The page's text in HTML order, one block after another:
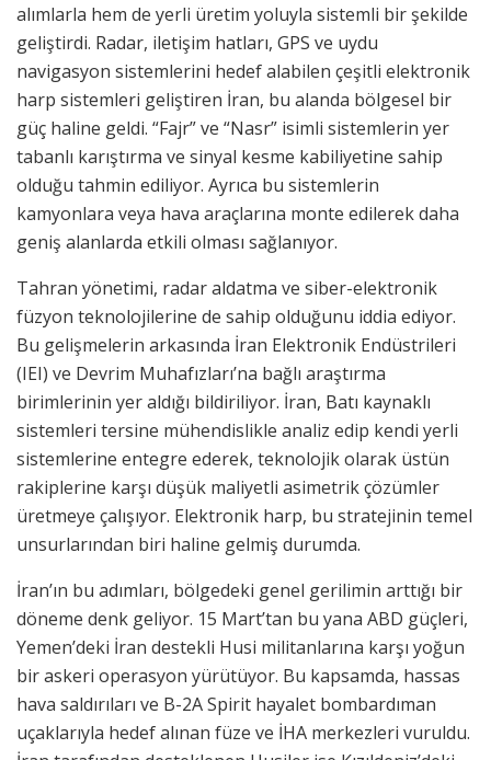
alımlarla hem de yerli üretim yoluyla sistemli bir şekilde
geliştirdi. Radar, iletişim hatları, GPS ve uydu
navigasyon sistemlerini hedef alabilen çeşitli elektronik
harp sistemleri geliştiren İran, bu alanda bölgesel bir
güç haline geldi. “Fajr” ve “Nasr” isimli sistemlerin yer
tabanlı karıştırma ve sinyal kesme kabiliyetine sahip
olduğu tahmin ediliyor. Ayrıca bu sistemlerin
kamyonlara veya hava araçlarına monte edilerek daha
geniş alanlarda etkili olması sağlanıyor.
Tahran yönetimi, radar aldatma ve siber-elektronik
füzyon teknolojilerine de sahip olduğunu iddia ediyor.
Bu gelişmelerin arkasında İran Elektronik Endüstrileri
(IEI) ve Devrim Muhafızları’na bağlı araştırma
birimlerinin yer aldığı bildiriliyor. İran, Batı kaynaklı
sistemleri tersine mühendislikle analiz edip kendi yerli
sistemlerine entegre ederek, teknolojik olarak üstün
rakiplerine karşı düşük maliyetli asimetrik çözümler
üretmeye çalışıyor. Elektronik harp, bu stratejinin temel
unsurlarından biri haline gelmiş durumda.
İran’ın bu adımları, bölgedeki genel gerilimin arttığı bir
döneme denk geliyor. 15 Mart’tan bu yana ABD güçleri,
Yemen’deki İran destekli Husi militanlarına karşı yoğun
bir askeri operasyon yürütüyor. Bu kapsamda, hassas
hava saldırıları ve B-2A Spirit hayalet bombardıman
uçaklarıyla hedef alınan füze ve İHA merkezleri vuruldu.